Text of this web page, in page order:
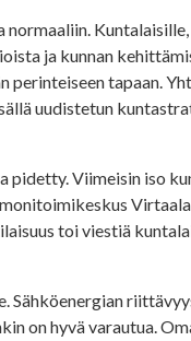
ja kunnan
tapaan.
uudistetun
pidetty. Viimeisin iso
toi viestiä
Sähköenergian
on hyvä varautua.